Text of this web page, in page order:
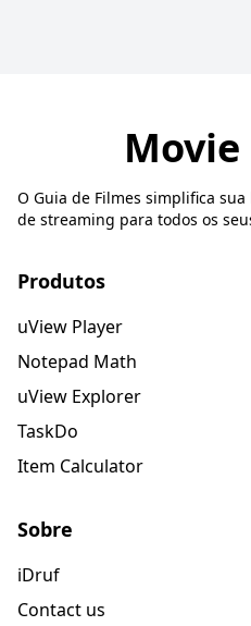
O Guia de Filmes simplifica
de streaming para todos os
Produtos
uView Player
Notepad Math
uView Explorer
TaskDo
Item Calculator
Sobre
iDruf
Contact us